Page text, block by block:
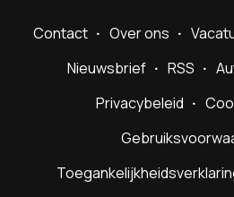
Contact Over ons
Nieuwsbrief
RSS
Privacybeleid